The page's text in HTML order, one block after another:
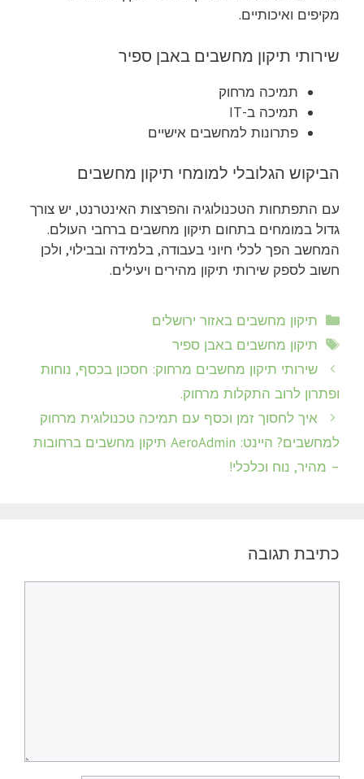
מקיפים ואיכותיים.
שירותי תיקון מחשבים באבן ספיר
תמיכה מרחוק
תמיכה ב-IT
פתרונות למחשבים אישיים
הביקוש הגלובלי למומחי תיקון מחשבים
עם התפתחות הטכנולוגיה והפרצות האינטרנט, יש צורך
גדול במומחים בתחום תיקון מחשבים ברחבי העולם.
המחשב הפך לכלי חיוני בעבודה, בלמידה ובבילוי, ולכן
חשוב לספק שירותי תיקון מהירים ויעילים.
קטגוריות
תיקון מחשבים באזור ירושלים
תגיות
תיקון מחשבים באבן ספיר
שירותי תיקון מחשבים מרחוק: חסכון בכסף, נוחות
ופתרון לרוב התקלות מרחוק.
איך לחסוך זמן וכסף עם תמיכה טכנולוגית מרחוק
למחשבים? היינט: AeroAdmin תיקון מחשבים ברחובות
– מהיר, נוח וכלכלי!
כתיבת תגובה